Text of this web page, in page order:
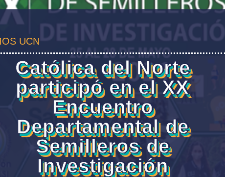
UCN
Católica del Norte
participó en el XX
Encuentro
Departamental de
Semilleros de
Investigación